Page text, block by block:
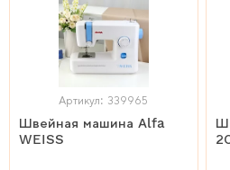
Артикул: 339965
Швейная машина Alfa
WEISS